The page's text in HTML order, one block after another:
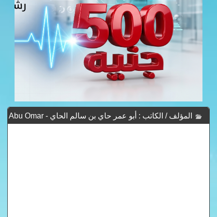
المؤلف / الكاتب : أبو عمر حاي بن سالم الحاي - Abu Omar